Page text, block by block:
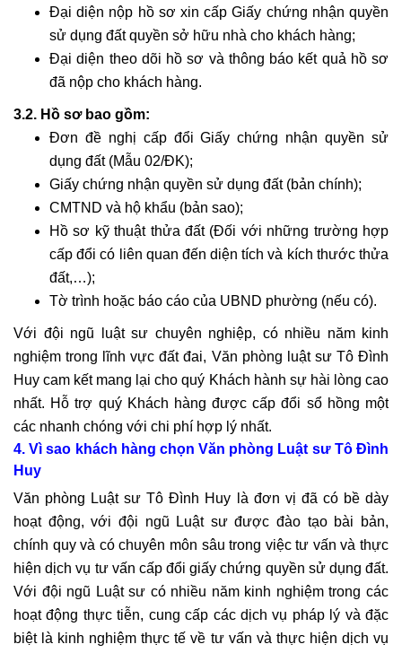
Đại diện nộp hồ sơ xin cấp Giấy chứng nhận quyền
sử dụng đất quyền sở hữu nhà cho khách hàng;
Đại diện theo dõi hồ sơ và thông báo kết quả hồ sơ
đã nộp cho khách hàng.
3.2. Hồ sơ bao gồm:
Đơn đề nghị cấp đổi Giấy chứng nhận quyền sử
dụng đất (Mẫu 02/ĐK);
Giấy chứng nhận quyền sử dụng đất (bản chính);
CMTND và hộ khẩu (bản sao);
Hồ sơ kỹ thuật thửa đất (Đối với những trường hợp
cấp đổi có liên quan đến diện tích và kích thước thửa
đất,…);
Tờ trình hoặc báo cáo của UBND phường (nếu có).
Với đội ngũ luật sư chuyên nghiệp, có nhiều năm kinh
nghiệm trong lĩnh vực đất đai, Văn phòng luật sư Tô Đình
Huy cam kết mang lại cho quý Khách hành sự hài lòng cao
nhất. Hỗ trợ quý Khách hàng được cấp đổi sổ hồng một
các nhanh chóng với chi phí hợp lý nhất.
4. Vì sao khách hàng chọn Văn phòng Luật sư Tô Đình
Huy
Văn phòng Luật sư Tô Đình Huy là đơn vị đã có bề dày
hoạt động, với đội ngũ Luật sư được đào tạo bài bản,
chính quy và có chuyên môn sâu trong việc tư vấn và thực
hiện dịch vụ tư vấn cấp đổi giấy chứng quyền sử dụng đất.
Với đội ngũ Luật sư có nhiều năm kinh nghiệm trong các
hoạt động thực tiễn, cung cấp các dịch vụ pháp lý và đặc
biệt là kinh nghiệm thực tế về tư vấn và thực hiện dịch vụ